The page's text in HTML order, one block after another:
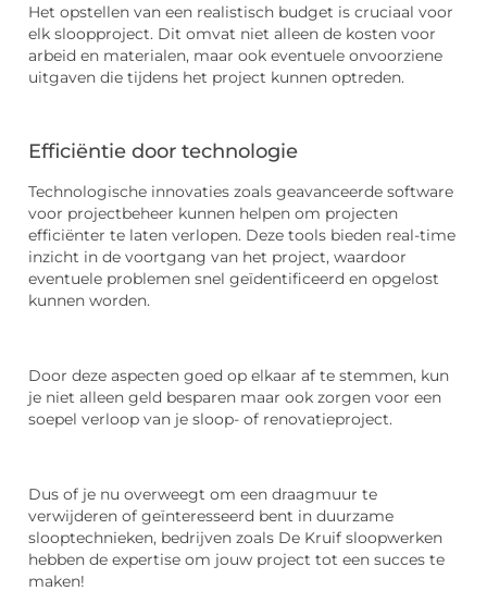
Het opstellen van een realistisch budget is cruciaal voor
elk sloopproject. Dit omvat niet alleen de kosten voor
arbeid en materialen, maar ook eventuele onvoorziene
uitgaven die tijdens het project kunnen optreden.
Efficiëntie door technologie
Technologische innovaties zoals geavanceerde software
voor projectbeheer kunnen helpen om projecten
efficiënter te laten verlopen. Deze tools bieden real-time
inzicht in de voortgang van het project, waardoor
eventuele problemen snel geïdentificeerd en opgelost
kunnen worden.
Door deze aspecten goed op elkaar af te stemmen, kun
je niet alleen geld besparen maar ook zorgen voor een
soepel verloop van je sloop- of renovatieproject.
Dus of je nu overweegt om een draagmuur te
verwijderen of geïnteresseerd bent in duurzame
slooptechnieken, bedrijven zoals De Kruif sloopwerken
hebben de expertise om jouw project tot een succes te
maken!